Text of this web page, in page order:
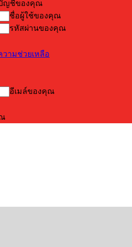
บัญชีของคุณ
ชื่อผู้ใช้ของคุณ
รหัสผ่านของคุณ
ามช่วยเหลือ
อีเมล์ของคุณ